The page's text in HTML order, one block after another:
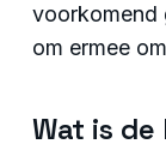
voorkomend
om ermee
Wat is